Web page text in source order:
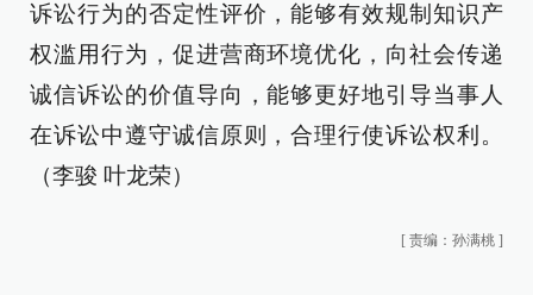
诉讼行为的否定性评价，能够有效规制知识产
权滥用行为，促进营商环境优化，向社会传递
诚信诉讼的价值导向，能够更好地引导当事人
在诉讼中遵守诚信原则，合理行使诉讼权利。
（李骏 叶龙荣）
[ 责编：孙满桃 ]